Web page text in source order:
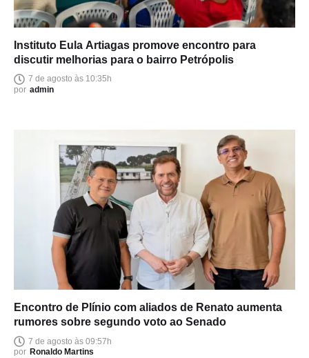
Instituto Eula Artiagas promove encontro para
discutir melhorias para o bairro Petrópolis
7 de agosto às 10:35h
por admin
Encontro de Plínio com aliados de Renato aumenta
rumores sobre segundo voto ao Senado
7 de agosto às 09:57h
por Ronaldo Martins